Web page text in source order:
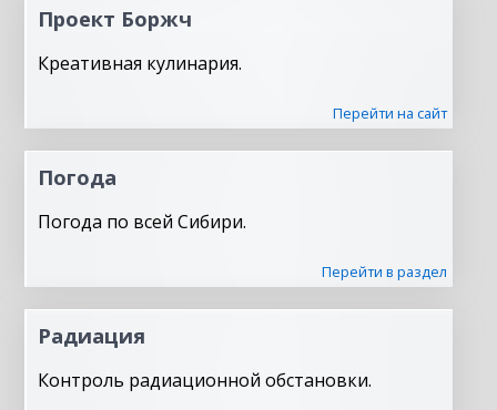
Проект Боржч
Креативная кулинария.
Перейти на сайт
Погода
Погода по всей Сибири.
Перейти в раздел
Радиация
Контроль радиационной обстановки.